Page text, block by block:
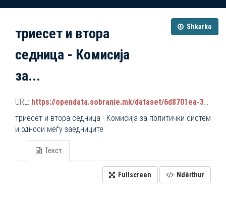
Shkarko
триесет и втора
седница - Комисија
за...
URL: https://opendata.sobranie.mk/dataset/6d8701ea-3a42-465d-8f88-639bc6dc1a8e/resource/ecdd4653-c232-4422-85ec-05fcf70f27ec/download/komisiski_sednici.json
триесет и втора седница - Комисија за политички систем
и односи меѓу заедниците
Текст
Fullscreen Ndërthur